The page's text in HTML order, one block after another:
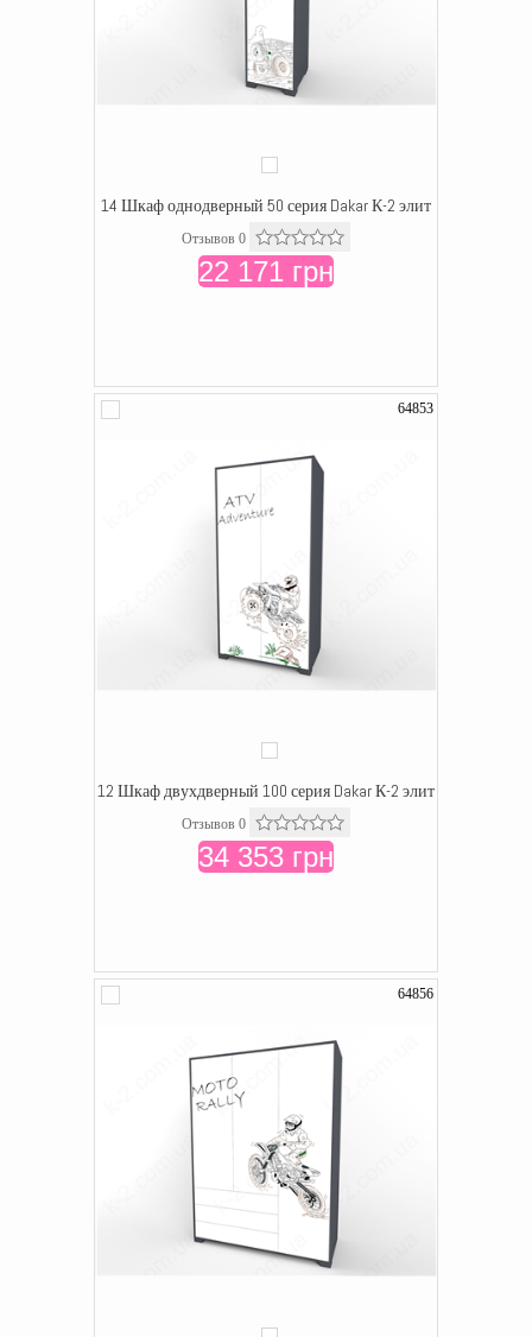
14 Шкаф однодверный 50 серия Dakar К-2 элит
Отзывов 0
22 171 грн
64853
12 Шкаф двухдверный 100 серия Dakar К-2 элит
Отзывов 0
34 353 грн
64856